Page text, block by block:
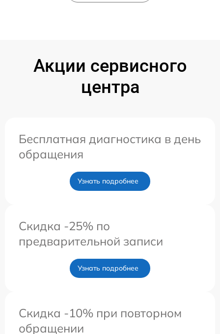
Акции сервисного
центра
Бесплатная диагностика в день
обращения
Узнать подробнее
Скидка -25% по
предварительной записи
Узнать подробнее
Скидка -10% при повторном
обращении